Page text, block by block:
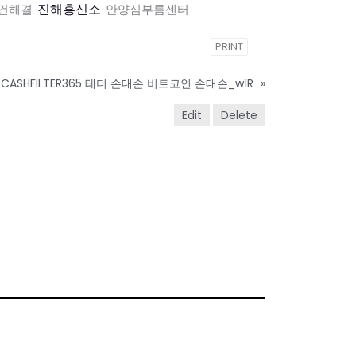
해결 진해흥신소 안양심부름센터
PRINT
테더 손대손 비트코인 손대손_w1R »
Edit Delete